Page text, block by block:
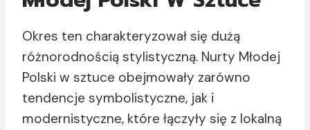
Okres ten charakteryzował się dużą
różnorodnością stylistyczną. Nurty Młodej
Polski w sztuce obejmowały zarówno
tendencje symbolistyczne, jak i
modernistyczne, które łączyły się z lokalną